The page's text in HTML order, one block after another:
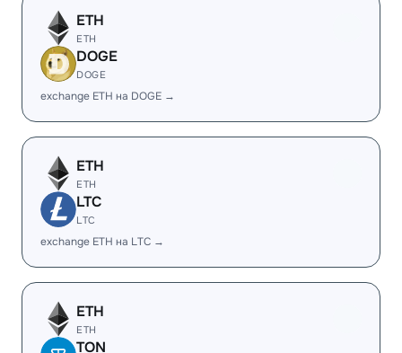
ETH
ETH
DOGE
DOGE
exchange ETH на DOGE →
ETH
ETH
LTC
LTC
exchange ETH на LTC →
ETH
ETH
TON